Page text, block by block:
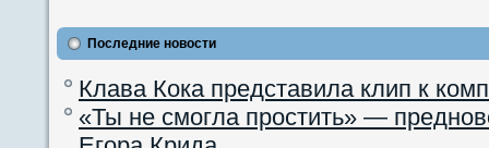
Последние новости
Клава Кока представила клип к
«Ты не смогла простить» —